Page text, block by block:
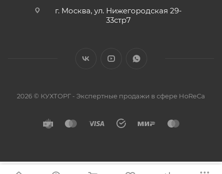
г. Москва, ул. Нижегородская 29-
33стр7
2026 © КУХТОРГ - Экспертные продажи в сфере HoReCa